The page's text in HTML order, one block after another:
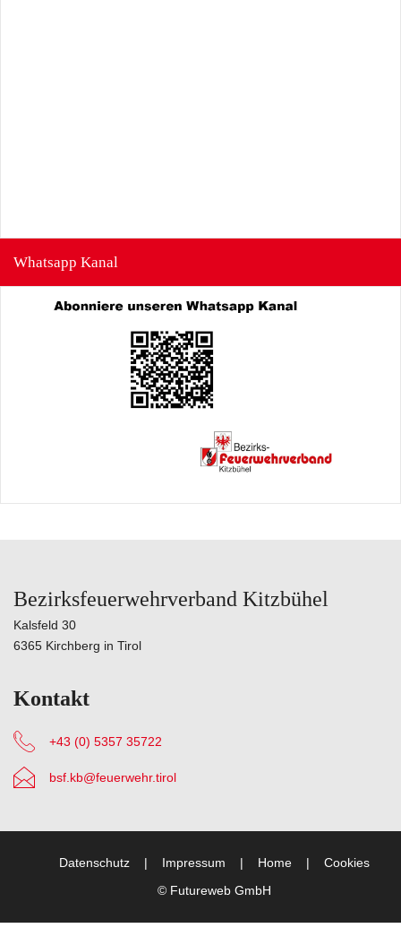
Whatsapp Kanal
Bezirksfeuerwehrverband Kitzbühel
Kalsfeld 30
6365 Kirchberg in Tirol
Kontakt
+43 (0) 5357 35722
bsf.kb@feuerwehr.tirol
© Futureweb GmbH
Datenschutz Impressum Home Cookies